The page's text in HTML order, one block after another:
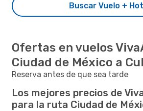
Buscar Vuelo +
Ofertas en vuelos
Ciudad de México a
Reserva antes de que sea tarde
Los mejores precios de
para la ruta Ciudad de